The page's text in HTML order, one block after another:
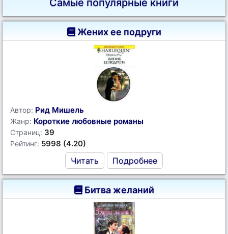
Самые популярные книги
Жених ее подруги
Автор: Рид Мишель
Жанр: Короткие любовные романы
Страниц: 39
Рейтинг: 5998 (4.20)
Читать Подробнее
Битва желаний